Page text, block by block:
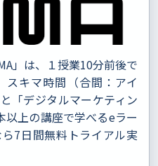
」は、１授業10分前後で
スキマ時間（合間：アイ
「デジタルマーケティン
上の講座で学べるeラー
7日間無料トライアル実